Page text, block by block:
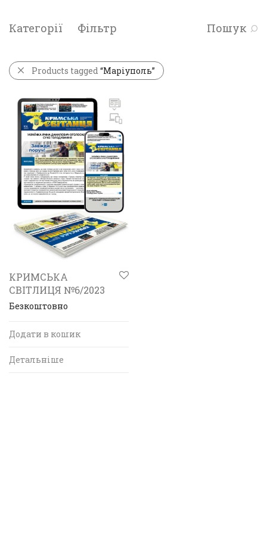
Категорії Фільтр Пошук
Products tagged“Маріуполь”
КРИМСЬКА
СВІТЛИЦЯ №6/2023
Безкоштовно
Додати в кошик
Детальніше